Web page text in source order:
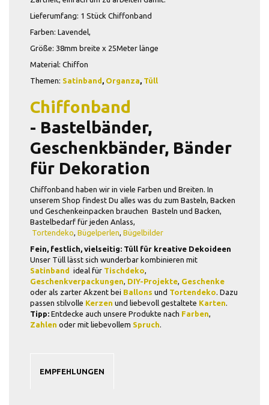
Lieferumfang: 1 Stück Chiffonband
Farben: Lavendel,
Größe: 38mm breite x 25Meter länge
Material: Chiffon
Themen: Satinband, Organza, Tüll
Chiffonband
- Bastelbänder,
Geschenkbänder, Bänder
für Dekoration
Chiffonband haben wir in viele Farben und Breiten. In
unserem Shop findest Du alles was du zum Basteln, Backen
und Geschenkeinpacken brauchen Basteln und Backen,
Bastelbedarf für jeden Anlass,
Tortendeko, Bügelperlen, Bügelbilder
Fein, festlich, vielseitig: Tüll für kreative Dekoideen
Unser Tüll lässt sich wunderbar kombinieren mit
Satinband  ideal für Tischdeko,
Geschenkverpackungen, DIY-Projekte, Geschenke
oder als zarter Akzent bei Ballons und Tortendeko. Dazu
passen stilvolle Kerzen und liebevoll gestaltete Karten.
Tipp: Entdecke auch unsere Produkte nach Farben,
Zahlen oder mit liebevollem Spruch.
EMPFEHLUNGEN